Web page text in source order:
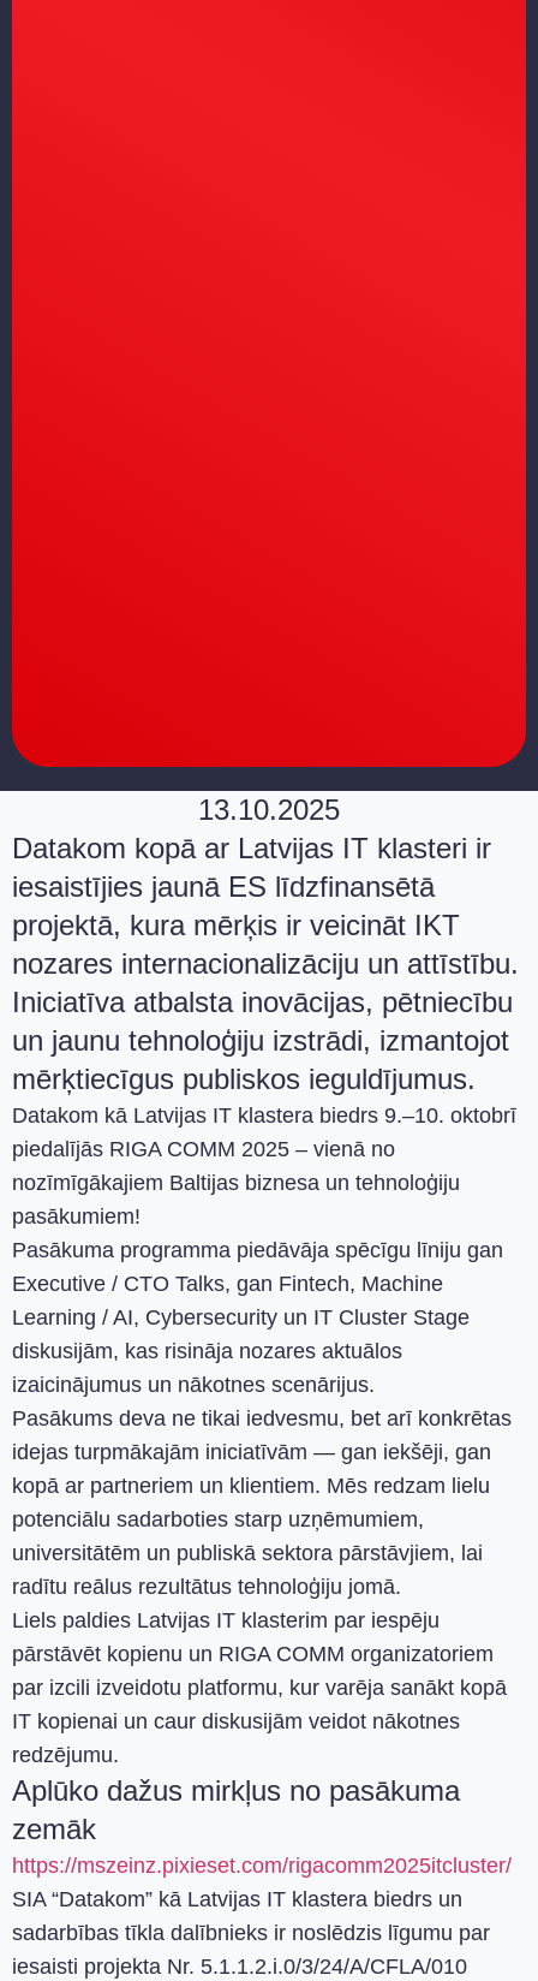
13.10.2025
Datakom kopā ar Latvijas IT klasteri ir
iesaistījies jaunā ES līdzfinansētā
projektā, kura mērķis ir veicināt IKT
nozares internacionalizāciju un attīstību.
Iniciatīva atbalsta inovācijas, pētniecību
un jaunu tehnoloģiju izstrādi, izmantojot
mērķtiecīgus publiskos ieguldījumus.
Datakom kā Latvijas IT klastera biedrs 9.–10. oktobrī
piedalījās RIGA COMM 2025 – vienā no
nozīmīgākajiem Baltijas biznesa un tehnoloģiju
pasākumiem!
Pasākuma programma piedāvāja spēcīgu līniju gan
Executive / CTO Talks, gan Fintech, Machine
Learning / AI, Cybersecurity un IT Cluster Stage
diskusijām, kas risināja nozares aktuālos
izaicinājumus un nākotnes scenārijus.
Pasākums deva ne tikai iedvesmu, bet arī konkrētas
idejas turpmākajām iniciatīvām — gan iekšēji, gan
kopā ar partneriem un klientiem. Mēs redzam lielu
potenciālu sadarboties starp uzņēmumiem,
universitātēm un publiskā sektora pārstāvjiem, lai
radītu reālus rezultātus tehnoloģiju jomā.
Liels paldies Latvijas IT klasterim par iespēju
pārstāvēt kopienu un RIGA COMM organizatoriem
par izcili izveidotu platformu, kur varēja sanākt kopā
IT kopienai un caur diskusijām veidot nākotnes
redzējumu.
Aplūko dažus mirkļus no pasākuma
zemāk
https://mszeinz.pixieset.com/rigacomm2025itcluster/
SIA “Datakom” kā Latvijas IT klastera biedrs un
sadarbības tīkla dalībnieks ir noslēdzis līgumu par
iesaisti projekta Nr. 5.1.1.2.i.0/3/24/A/CFLA/010